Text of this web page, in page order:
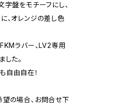
盤をモチーフにし、
、オレンジの差し色
ラバー、LV2専用
した。
自由自在！
望の場合、お問合せ下